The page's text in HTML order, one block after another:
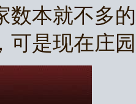
数本就不多
可是现在庄